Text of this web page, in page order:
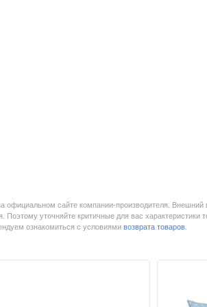
сайте компании-производителя. Внешний
уточняйте критичные для вас характеристики
ознакомиться с условиями возврата товаров